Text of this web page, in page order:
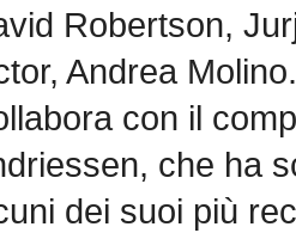
Robertson,
Andrea Molino.
con il
che ha
dei suoi più